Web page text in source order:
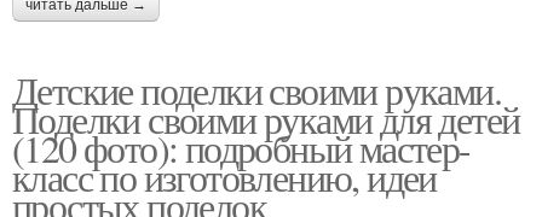
читать дальше →
Детские поделки своими руками.
Поделки своими руками для детей
(120 фото): подробный мастер-
класс по изготовлению, идеи
простых поделок